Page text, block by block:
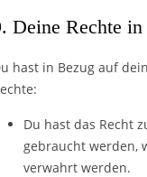
Deine Rechte
hast in Bezug auf
Du hast das Recht
gebraucht werden,
verwahrt werden.